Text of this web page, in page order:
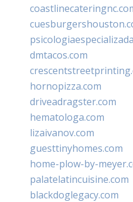
dmtacos.com
hornopizza.com
driveadragster.com
hematologa.com
lizaivanov.com
guesttinyhomes.com
home-plow-by-
palatelatincuisine.com
blackdoglegacy.com